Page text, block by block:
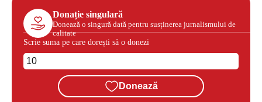
Donație singulară
Donează o singură dată pentru susținerea jurnalismului de
calitate
Scrie suma pe care dorești să o donezi
Donează